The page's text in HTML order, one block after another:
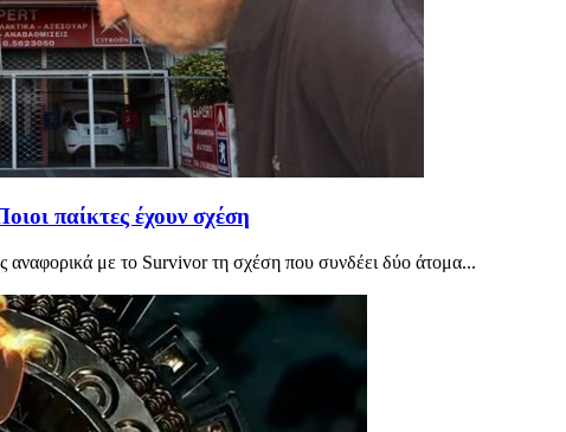
παίκτες έχουν σχέση
αναφορικά με το Survivor τη σχέση που συνδέει δύο άτομα...